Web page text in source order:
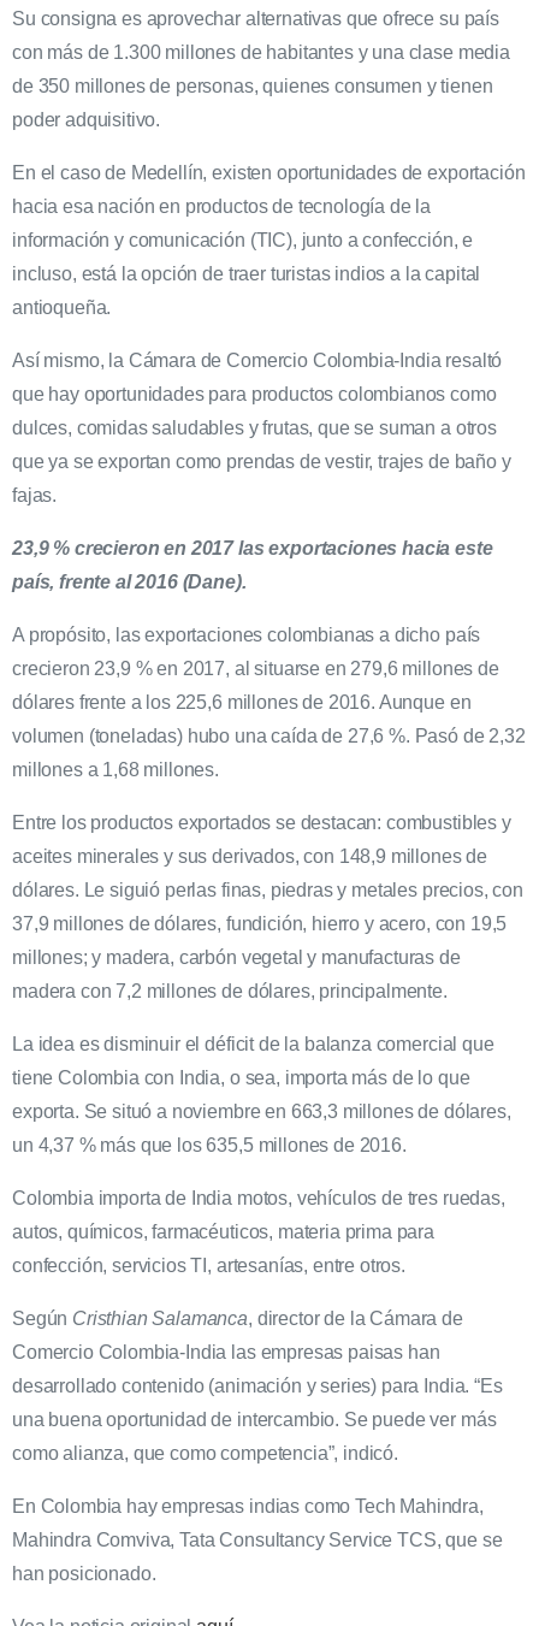
Su consigna es aprovechar alternativas que ofrece su país
con más de 1.300 millones de habitantes y una clase media
de 350 millones de personas, quienes consumen y tienen
poder adquisitivo.
En el caso de Medellín, existen oportunidades de exportación
hacia esa nación en productos de tecnología de la
información y comunicación (TIC), junto a confección, e
incluso, está la opción de traer turistas indios a la capital
antioqueña.
Así mismo, la Cámara de Comercio Colombia-India resaltó
que hay oportunidades para productos colombianos como
dulces, comidas saludables y frutas, que se suman a otros
que ya se exportan como prendas de vestir, trajes de baño y
fajas.
23,9 % crecieron en 2017 las exportaciones hacia este
país, frente al 2016 (Dane).
A propósito, las exportaciones colombianas a dicho país
crecieron 23,9 % en 2017, al situarse en 279,6 millones de
dólares frente a los 225,6 millones de 2016. Aunque en
volumen (toneladas) hubo una caída de 27,6 %. Pasó de 2,32
millones a 1,68 millones.
Entre los productos exportados se destacan: combustibles y
aceites minerales y sus derivados, con 148,9 millones de
dólares. Le siguió perlas finas, piedras y metales precios, con
37,9 millones de dólares, fundición, hierro y acero, con 19,5
millones; y madera, carbón vegetal y manufacturas de
madera con 7,2 millones de dólares, principalmente.
La idea es disminuir el déficit de la balanza comercial que
tiene Colombia con India, o sea, importa más de lo que
exporta. Se situó a noviembre en 663,3 millones de dólares,
un 4,37 % más que los 635,5 millones de 2016.
Colombia importa de India motos, vehículos de tres ruedas,
autos, químicos, farmacéuticos, materia prima para
confección, servicios TI, artesanías, entre otros.
Según Cristhian Salamanca, director de la Cámara de
Comercio Colombia-India las empresas paisas han
desarrollado contenido (animación y series) para India. “Es
una buena oportunidad de intercambio. Se puede ver más
como alianza, que como competencia”, indicó.
En Colombia hay empresas indias como Tech Mahindra,
Mahindra Comviva, Tata Consultancy Service TCS, que se
han posicionado.